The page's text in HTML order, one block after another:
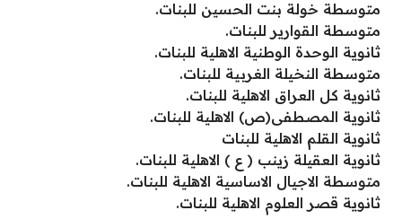
متوسطة خولة بنت الحسين للبنات.
متوسطة القوارير للبنات.
ثانوية الوحدة الوطنية الاهلية للبنات.
متوسطة النخيلة الغربية للبنات.
ثانوية كل العراق الاهلية للبنات.
ثانوية المصطفى(ص) الاهلية للبنات.
ثانوية القلم الاهلية للبنات
ثانوية العقيلة زينب ( ع ) الاهلية للبنات.
متوسطة الاجيال الاساسية الاهلية للبنات.
ثانوية قصر العلوم الاهلية للبنات.